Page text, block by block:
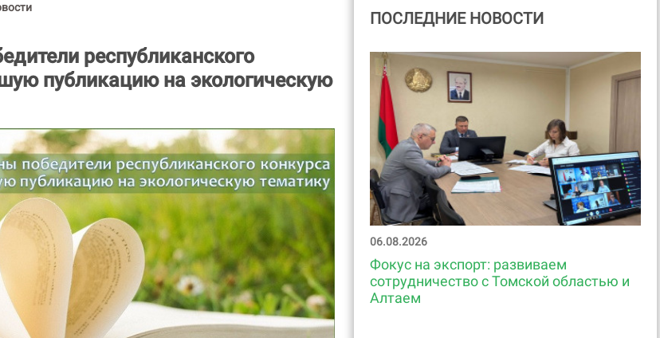
республиканского
публикацию на экологическую
ПОСЛЕДНИЕ НОВОСТИ
06.08.2026
Фокус на экспорт: развиваем
сотрудничество с Томской областью и
Алтаем